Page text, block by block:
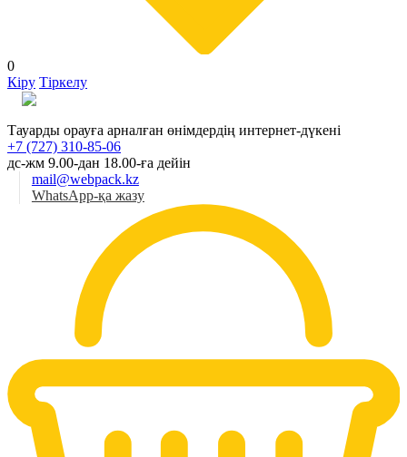
0
Кіру Тіркелу
Тауарды орауға арналған өнімдердің интернет-дүкені
+7 (727) 310-85-06
дс-жм 9.00-дан 18.00-ға дейін
mail@webpack.kz
WhatsApp-қа жазу